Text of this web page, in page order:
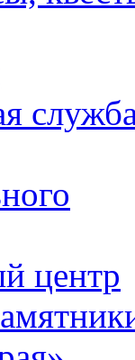
центр